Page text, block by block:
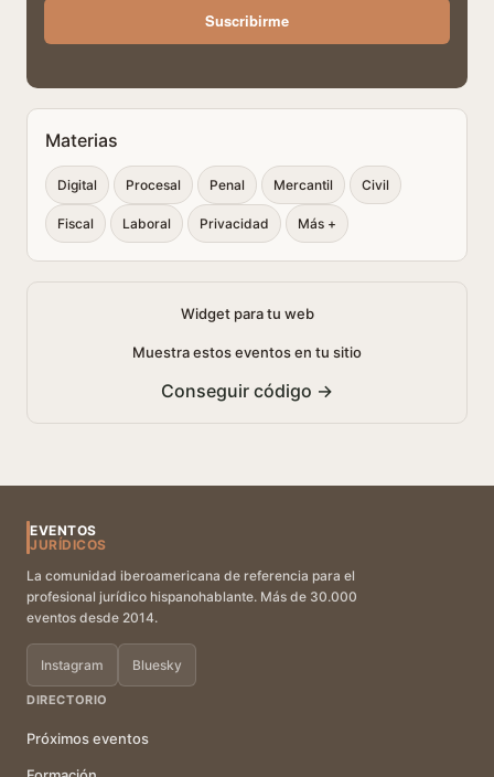
Suscribirme
Materias
Digital Procesal Penal Mercantil Civil
Fiscal Laboral Privacidad Más +
Widget para tu web
Muestra estos eventos en tu sitio
Conseguir código →
EVENTOS
JURÍDICOS
La comunidad iberoamericana de referencia para el
profesional jurídico hispanohablante. Más de 30.000
eventos desde 2014.
Instagram Bluesky
DIRECTORIO
Próximos eventos